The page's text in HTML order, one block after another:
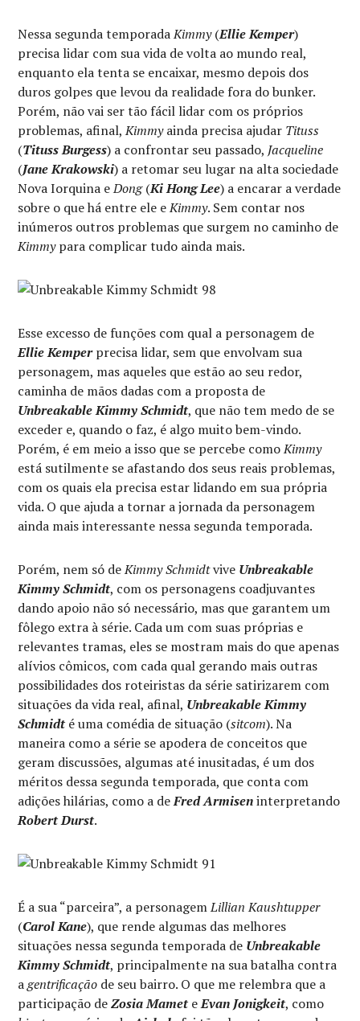
Nessa segunda temporadaKimmy(Ellie Kemper)
precisa lidar com sua vida de volta ao mundo real,
enquanto ela tenta se encaixar, mesmo depois dos
duros golpes que levou da realidade fora do bunker.
Porém, não vai ser tão fácil lidar com os próprios
problemas, afinal,Kimmyainda precisa ajudar Tituss
(Tituss Burgess) a confrontar seu passado, Jacqueline
(Jane Krakowski) a retomar seu lugar na alta sociedade
Nova Iorquina eDong(Ki Hong Lee) a encarar a verdade
sobre o que há entre ele eKimmy. Sem contar nos
inúmeros outros problemas que surgem no caminho de
Kimmypara complicar tudo ainda mais.
Esse excesso de funções com qual a personagem de
Ellie Kemperprecisa lidar, sem que envolvam sua
personagem, mas aqueles que estão ao seu redor,
caminha de mãos dadas com a proposta de
Unbreakable Kimmy Schmidt, que não tem medo de se
exceder e, quando o faz, é algo muito bem-vindo.
Porém, é em meio a isso que se percebe comoKimmy
está sutilmente se afastando dos seus reais problemas,
com os quais ela precisa estar lidando em sua própria
vida. O que ajuda a tornar a jornada da personagem
ainda mais interessante nessa segunda temporada.
Porém, nem só deKimmy Schmidtvive Unbreakable
Kimmy Schmidt, com os personagens coadjuvantes
dando apoio não só necessário, mas que garantem um
fôlego extra à série. Cada um com suas próprias e
relevantes tramas, eles se mostram mais do que apenas
alívios cômicos, com cada qual gerando mais outras
possibilidades dos roteiristas da série satirizarem com
situações da vida real, afinal, Unbreakable Kimmy
Schmidté uma comédia de situação (sitcom). Na
maneira como a série se apodera de conceitos que
geram discussões, algumas até inusitadas, é um dos
méritos dessa segunda temporada, que conta com
adições hilárias, como a deFred Armiseninterpretando
Robert Durst.
É a sua “parceira”, a personagemLillian Kaushtupper
(Carol Kane), que rende algumas das melhores
situações nessa segunda temporada de Unbreakable
Kimmy Schmidt, principalmente na sua batalha contra
agentrificação de seu bairro. O que me relembra que a
participação deZosia MameteEvan Jonigkeit, como